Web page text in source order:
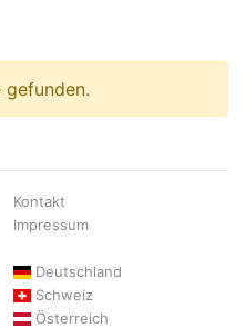
gefunden.
Kontakt
Impressum
Deutschland
Schweiz
Österreich